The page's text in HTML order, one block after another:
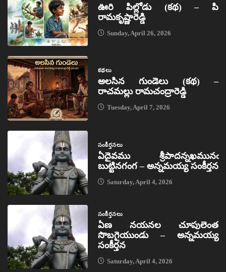
ఊరి పిల్లోడు (కథ) – పి
రామకృష్ణారెడ్డి
Sunday, April 26, 2026
కథలు
అలసిన గుండెలు (కథ) –
రాచమల్లు రామచంద్రారెడ్డి
Tuesday, April 7, 2026
సంకీర్తనలు
ఏదైవము శ్రీపాదన్నఖమునఁ
బుట్టినగంగ – అన్నమయ్య సంకీర్తన
Saturday, April 4, 2026
సంకీర్తనలు
ఏణ నయనల చూపులెంత
సొబగైయుండు – అన్నమయ్య
సంకీర్తన
Saturday, April 4, 2026